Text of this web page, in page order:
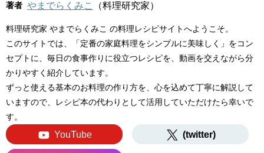
著者 やまでらくみこ （料理研究家）
料理研究家 やまでらくみこ の料理レシピサイトへようこそ。
このサイトでは、「定番の家庭料理をシンプルに美味しく」をコン
セプトに、毎日の食事作りに役立つレシピを、動画を交えながら分
かりやすく紹介しています。
ずっと使える基本のお料理の作り方を、心を込めて丁寧に解説して
いますので、レシピ本の代わりとして活用していただけたら幸いで
す。
YouTube (twitter)